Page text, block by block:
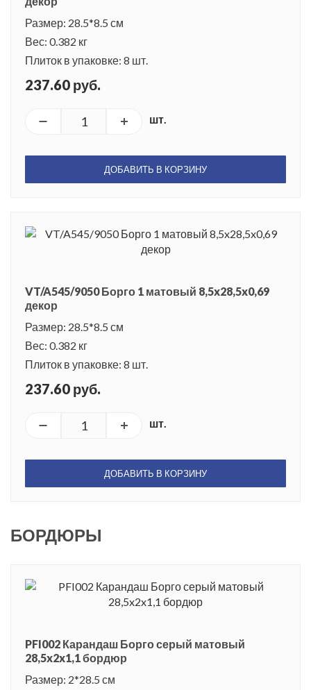
Размер: 28.5*8.5 см
Вес: 0.382 кг
Плиток в упаковке: 8 шт.
237.60 руб.
шт.
ДОБАВИТЬ В КОРЗИНУ
VT/A545/9050 Борго 1 матовый 8,5x28,5x0,69
декор
Размер: 28.5*8.5 см
Вес: 0.382 кг
Плиток в упаковке: 8 шт.
237.60 руб.
шт.
ДОБАВИТЬ В КОРЗИНУ
БОРДЮРЫ
PFI002 Карандаш Борго серый матовый
28,5x2x1,1 бордюр
Размер: 2*28.5 см